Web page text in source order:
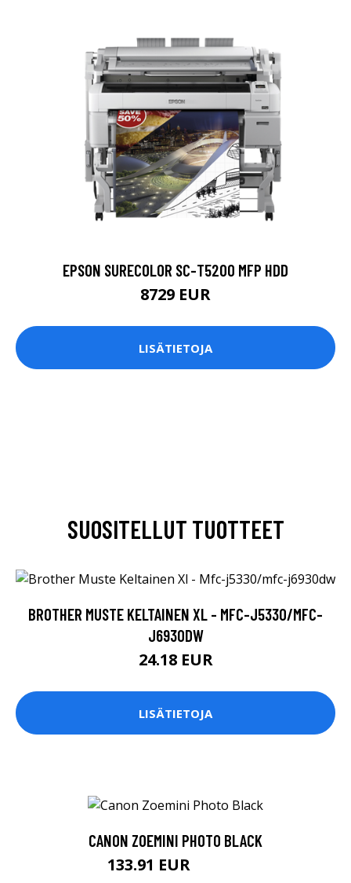
EPSON SURECOLOR SC-T5200 MFP HDD
8729 EUR
LISÄTIETOJA
SUOSITELLUT TUOTTEET
BROTHER MUSTE KELTAINEN XL - MFC-J5330/MFC-
J6930DW
24.18 EUR
LISÄTIETOJA
CANON ZOEMINI PHOTO BLACK
133.91 EUR